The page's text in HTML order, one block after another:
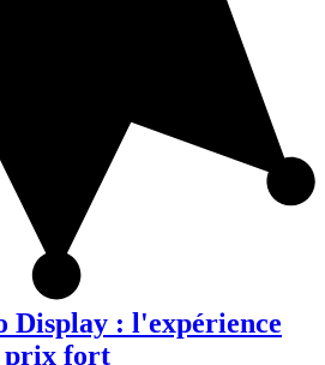
Display : l'expérience
prix fort